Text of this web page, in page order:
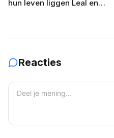
hun leven liggen Leal en
Reacties